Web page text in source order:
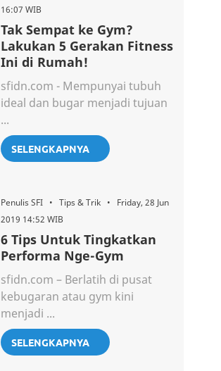
16:07 WIB
Tak Sempat ke Gym?
Lakukan 5 Gerakan Fitness
Ini di Rumah!
sfidn.com - Mempunyai tubuh
ideal dan bugar menjadi tujuan
...
SELENGKAPNYA
Penulis SFI • Tips & Trik • Friday, 28 Jun
2019 14:52 WIB
6 Tips Untuk Tingkatkan
Performa Nge-Gym
sfidn.com – Berlatih di pusat
kebugaran atau gym kini
menjadi ...
SELENGKAPNYA